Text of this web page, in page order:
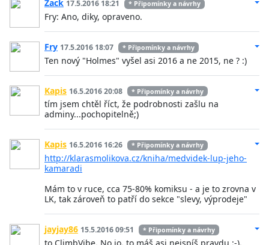
Zack 17.5.2016 18:21 * Připomínky a návrhy
Fry: Ano, diky, opraveno.
Fry 17.5.2016 18:07 * Připomínky a návrhy
Ten nový "Holmes" vyšel asi 2016 a ne 2015, ne ? :)
Kapis 16.5.2016 20:08 * Připomínky a návrhy
tím jsem chtěl říct, že podrobnosti zašlu na
adminy...pochopitelně;)
Kapis 16.5.2016 16:26 * Připomínky a návrhy
http://klarasmolikova.cz/kniha/medvidek-lup-jeho-
kamaradi
Mám to v ruce, cca 75-80% komiksu - a je to zrovna v
LK, tak zároveň to patří do sekce "slevy, výprodeje"
jayjay86 15.5.2016 09:51 * Připomínky a návrhy
to ClimbVibe. No jo, to máš asi nejspíš pravdu :-),